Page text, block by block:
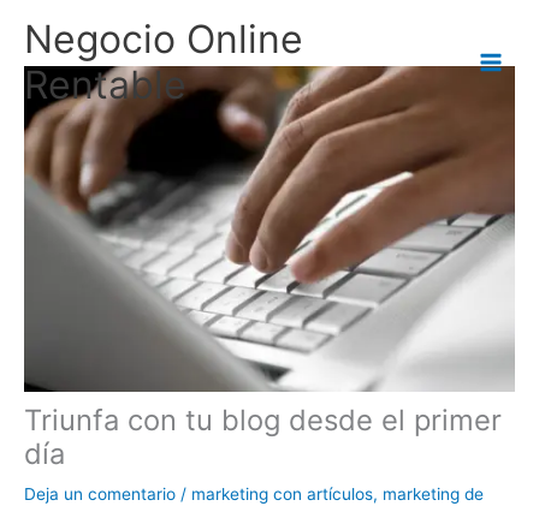
contenido
Negocio Online
Rentable
Triunfa con tu blog desde el primer
día
Deja un comentario / marketing con artículos, marketing de